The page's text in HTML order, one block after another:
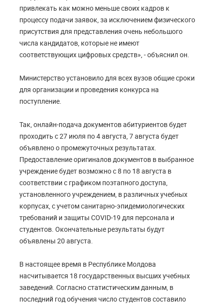
привлекать как можно меньше своих кадров к
процессу подачи заявок, за исключением физического
присутствия для представления очень небольшого
числа кандидатов, которые не имеют
соответствующих цифровых средств», - объяснил он.
Министерство установило для всех вузов общие сроки
для организации и проведения конкурса на
поступление.
Так, онлайн-подача документов абитуриентов будет
проходить с 27 июля по 4 августа, 7 августа будет
объявлено о промежуточных результатах.
Предоставление оригиналов документов в выбранное
учреждение будет возможно с 8 по 18 августа в
соответствии с графиком поэтапного доступа,
установленного учреждением, в различных учебных
корпусах, с учетом санитарно-эпидемиологических
требований и защиты COVID-19 для персонала и
студентов. Окончательные результаты будут
объявлены 20 августа.
В настоящее время в Республике Молдова
насчитывается 18 государственных высших учебных
заведений. Согласно статистическим данным, в
последний год обучения число студентов составило